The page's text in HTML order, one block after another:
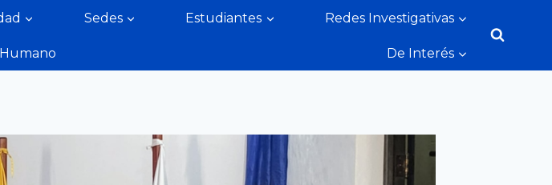
Sedes Estudiantes Redes Investigativas
De Interés